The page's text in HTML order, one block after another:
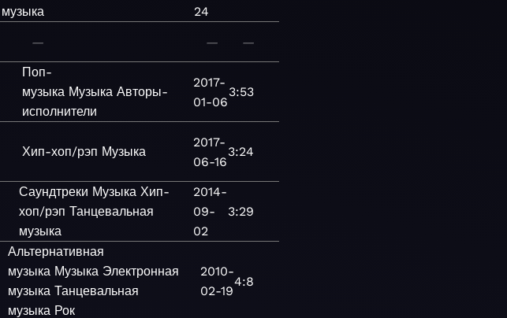
музыка
24
— — —
Поп-
музыка Музыка Авторы-
исполнители
2017-
01-06
3:53
Хип-хоп/рэп Музыка
2017-
06-16
3:24
Саундтреки Музыка Хип-
хоп/рэп Танцевальная
музыка
2014-
09-
02
3:29
Альтернативная
музыка Музыка Электронная
музыка Танцевальная
музыка Рок
2010-
02-19
4:8